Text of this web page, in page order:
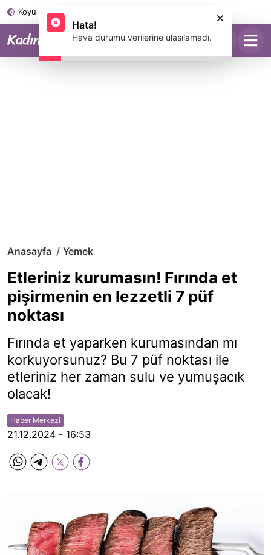
Koyu Mod
Anasayfa Yemek
Etleriniz kurumasın! Fırında et
pişirmenin en lezzetli 7 püf
noktası
Fırında et yaparken kurumasından mı
korkuyorsunuz? Bu 7 püf noktası ile
etleriniz her zaman sulu ve yumuşacık
olacak!
Haber Merkezi
21.12.2024 - 16:53